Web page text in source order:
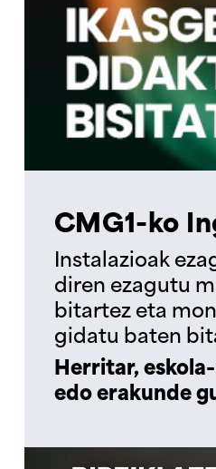
CMG1-ko
Instalazioak
diren ezagutu
bitartez eta
gidatu baten
Herritar,
edo erakunde